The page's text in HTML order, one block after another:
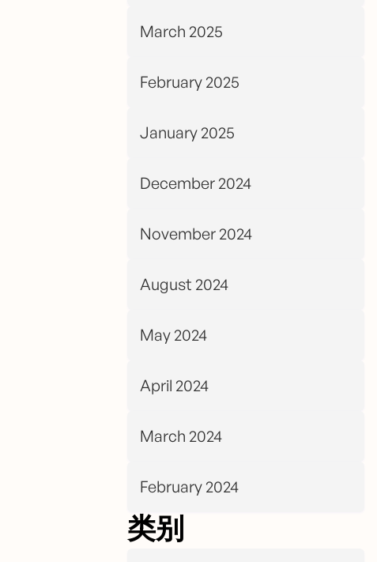
March 2025
February 2025
January 2025
December 2024
November 2024
August 2024
May 2024
April 2024
March 2024
February 2024
类别